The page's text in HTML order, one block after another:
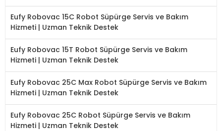
Eufy Robovac 15C Robot Süpürge Servis ve Bakım
Hizmeti | Uzman Teknik Destek
Eufy Robovac 15T Robot Süpürge Servis ve Bakım
Hizmeti | Uzman Teknik Destek
Eufy Robovac 25C Max Robot Süpürge Servis ve Bakım
Hizmeti | Uzman Teknik Destek
Eufy Robovac 25C Robot Süpürge Servis ve Bakım
Hizmeti | Uzman Teknik Destek